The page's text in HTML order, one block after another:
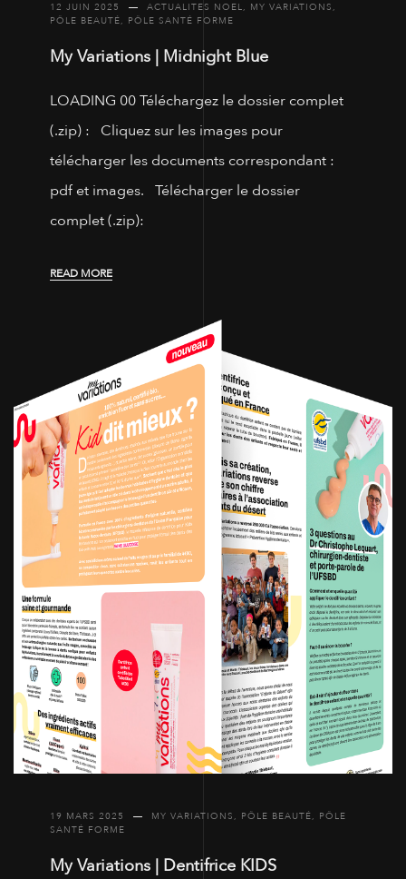
12 JUIN 2025 ACTUALITES NOEL, MY VARIATIONS,
PÔLE BEAUTÉ, PÔLE SANTÉ FORME
My Variations | Midnight Blue
LOADING 00 Téléchargez le dossier complet
(.zip) : Cliquez sur les images pour
télécharger les documents correspondant :
pdf et images. Télécharger le dossier
complet (.zip):
READ MORE
19 MARS 2025 MY VARIATIONS, PÔLE BEAUTÉ, PÔLE
SANTÉ FORME
My Variations | Dentifrice KIDS